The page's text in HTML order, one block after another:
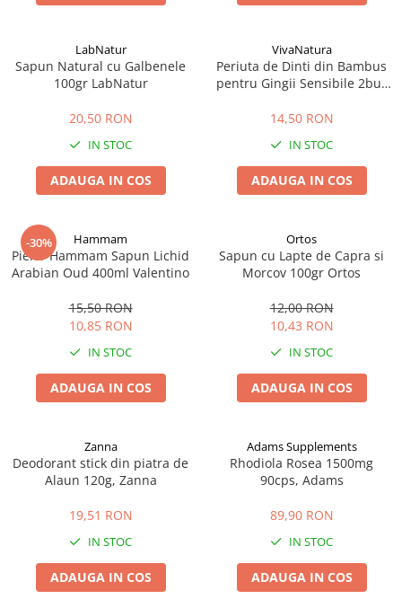
Afectiuni cronice
Hepato-biliare
Depresie, anxietate
Glanda tiroida
Probleme renale
Prostata, urologie
Sistem nervos
Sistemul osos
Produse naturiste
Detoxifiere
Antioxidanti
Cardiovasculare
Memorie
Somn usor
Produse pentru Ea
Produse pentru sportivi
Dulciuri, patiserii
Miere
Patiserii
Gume de mestecat
Siropuri, gemuri
Ciocolata
Batoane de cereale si fructe
Miere Manuka
Mancare sanatoasa
Cereale
Paine, faina si mixuri
Ulei CBD
Produse instant
Lapte
Atelierul de cafea si ceaiuri
Produse pentru plaja
Produse de uz casnic
Produse igienizare
Deodorante
Igiena orala
Relaxare
Protectie antivirala
Sare de baie
Sapunuri
LabNatur
Sapun Natural cu Galbenele
100gr LabNatur
20,50 RON
IN STOC
ADAUGA IN COS
VivaNatura
Periuta de Dinti din Bambus
pentru Gingii Sensibile 2buc
14,50 RON
IN STOC
ADAUGA IN COS
-30% Hammam
Pielor Hammam Sapun Lichid
Arabian Oud 400ml Valentino
15,50 RON
10,85 RON
IN STOC
ADAUGA IN COS
Ortos
Sapun cu Lapte de Capra si
Morcov 100gr Ortos
12,00 RON
10,43 RON
IN STOC
ADAUGA IN COS
Zanna
Deodorant stick din piatra de
Alaun 120g, Zanna
19,51 RON
IN STOC
ADAUGA IN COS
Adams Supplements
Rhodiola Rosea 1500mg
90cps, Adams
89,90 RON
IN STOC
ADAUGA IN COS